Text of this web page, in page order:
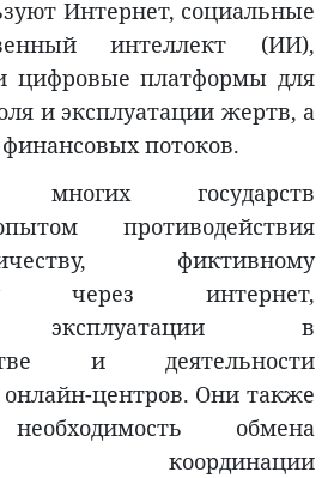
Интернет, социальные
интеллект (ИИ),
цифровые платформы для
и эксплуатации жертв, а
потоков.
многих государств
противодействия
фиктивному
через интернет,
эксплуатации в
и деятельности
центров. Они также
обмена
координации